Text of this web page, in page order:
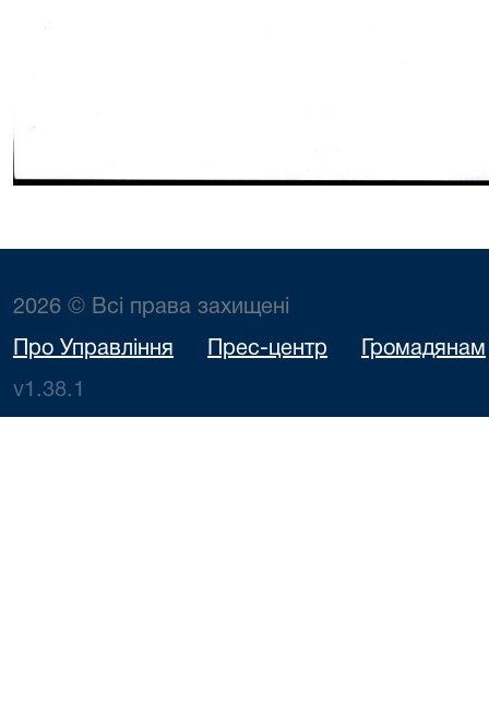
2026 © Всі права захищені
Про Управління Прес-центр Громадянам
v1.38.1